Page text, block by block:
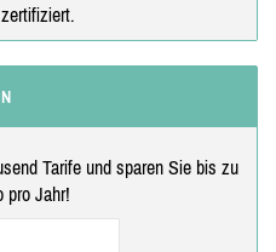
Tarife und sparen Sie bis zu
pro Jahr!